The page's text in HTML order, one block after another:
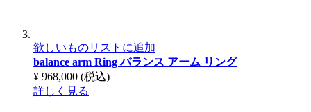
欲しいものリストに追加
balance arm Ringバランス アーム リング
¥ 968,000 (税込)
詳しく見る